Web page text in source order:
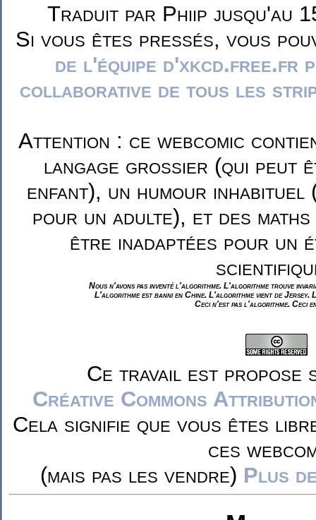
Traduit par Phiip jusqu'au
Si vous êtes pressés, vous
de l'équipe d'xkcd.free.fr
collaborative de tous les
Attention : ce webcomic
langage grossier (qui peut
enfant), un humour inhabituel
pour un adulte), et des maths
être inadaptées pour un
Nous n'avons pas inventé l'algorithme. L'algorithme trouve
L'algorithme est banni en Chine. L'algorithme vient de Jersey.
Ceci n'est pas l'algorithme. Ceci
Ce travail est propose
Créative Commons
Cela signifie que vous êtes
ces
(mais pas les vendre) Plus